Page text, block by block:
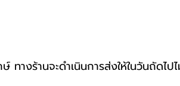
งร้านจะดำเนินการส่งให้ในวันถัดไป